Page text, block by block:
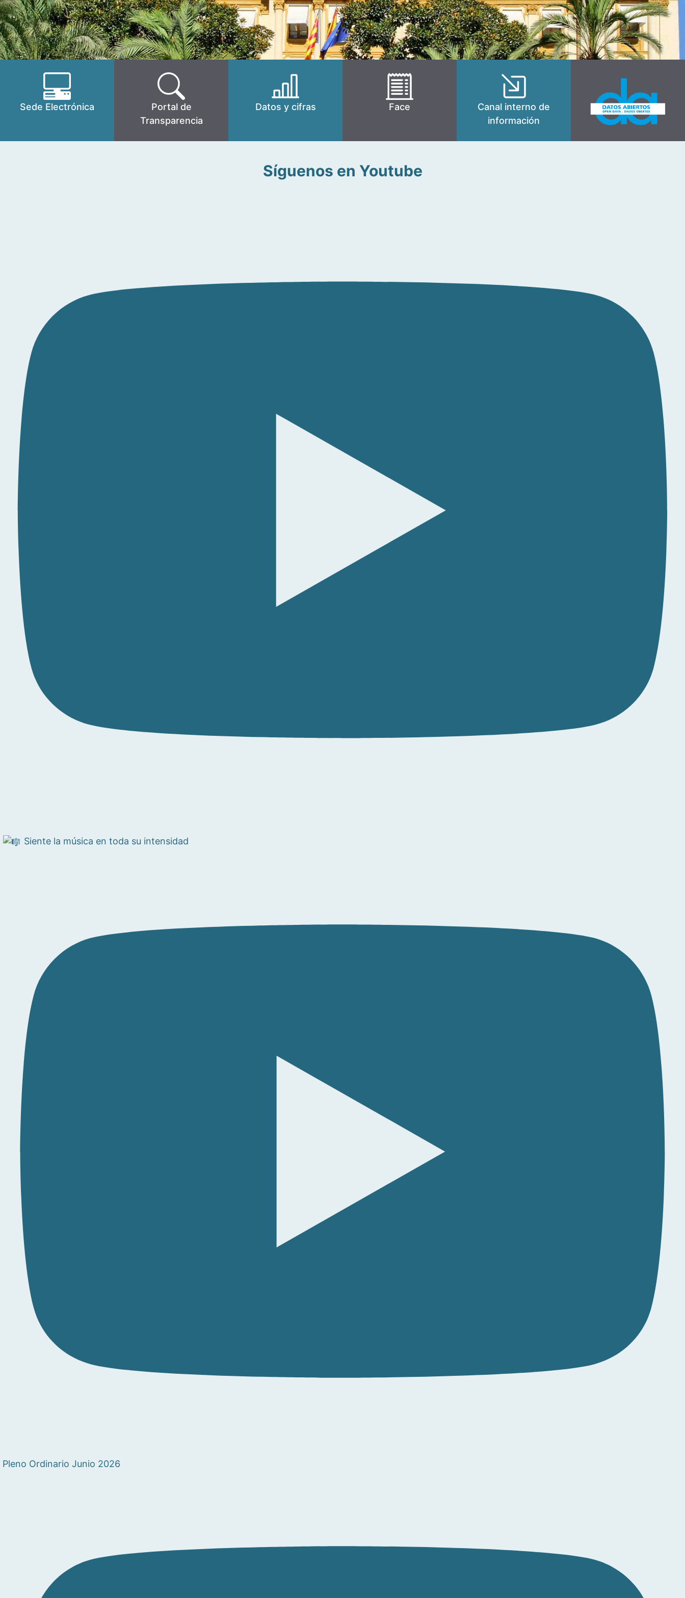
Sede Electrónica
Portal de
Transparencia
Datos y cifras Face
Canal interno de
información
Síguenos en Youtube
Siente la música en toda su intensidad
Pleno Ordinario Junio 2026